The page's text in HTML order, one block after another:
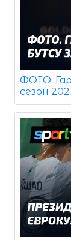
ФОТО.
сезон